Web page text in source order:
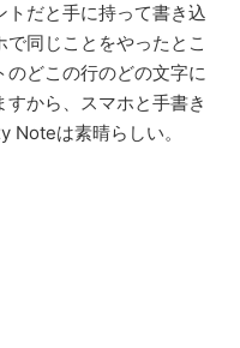
だと手に持って書き込
同じことをやったとこ
どこの行のどの文字に
から、スマホと手書き
Noteは素晴らしい。